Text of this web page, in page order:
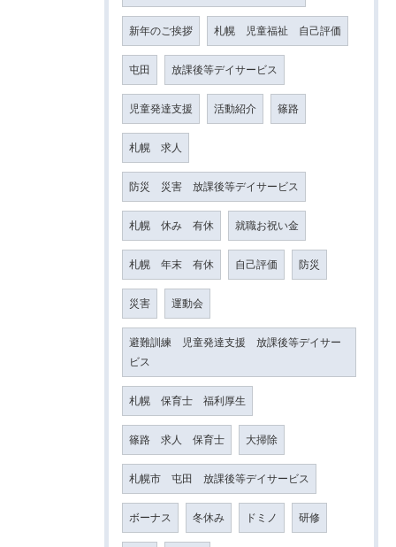
新年のご挨拶 札幌 児童福祉 自己評価
屯田 放課後等デイサービス
児童発達支援 活動紹介 篠路
札幌 求人
防災 災害 放課後等デイサービス
札幌 休み 有休 就職お祝い金
札幌 年末 有休 自己評価 防災
災害 運動会
避難訓練 児童発達支援 放課後等デイサー
ビス
札幌 保育士 福利厚生
篠路 求人 保育士 大掃除
札幌市 屯田 放課後等デイサービス
ボーナス 冬休み ドミノ 研修